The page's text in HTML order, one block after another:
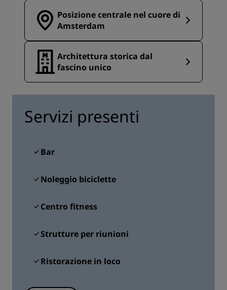
Posizione centrale nel cuore di
Amsterdam
Architettura storica dal
fascino unico
Servizi presenti
Bar
Noleggio biciclette
Centro fitness
Strutture per riunioni
Ristorazione in loco